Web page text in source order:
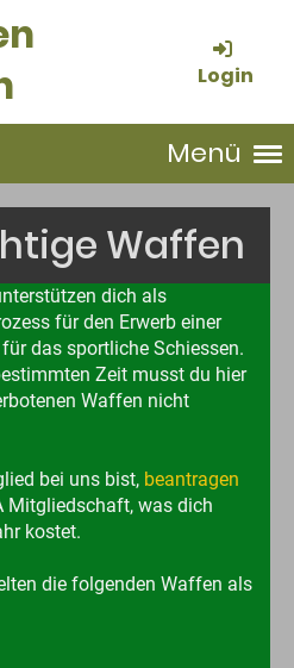
Login
Menü
Waffen
dich als
für den Erwerb einer
das sportliche Schiessen.
Zeit musst du hier
Waffen nicht
bei uns bist, beantragen
Mitgliedschaft, was dich
kostet.
die folgenden Waffen als